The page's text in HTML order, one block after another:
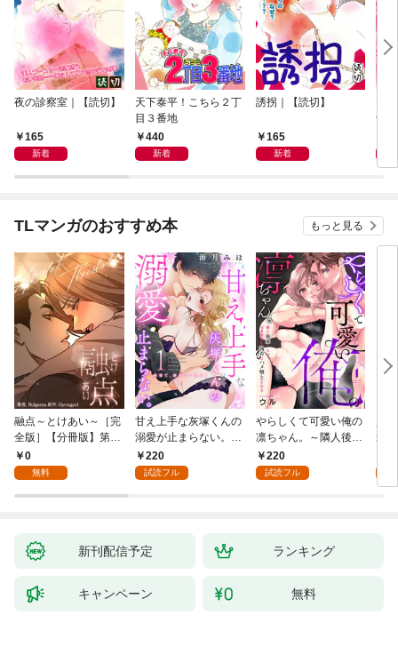
夜の診察室｜【読切】
165
新着
天下泰平！こちら２丁
目３番地
440
新着
誘拐｜【読切】
165
新着
切】
TLマンガのおすすめ本 もっと見る
融点～とけあい～［完
全版］【分冊版】第1
話0
無料
甘え上手な灰塚くんの
溺愛が止まらない。純
情で、健気で…絶倫！
(1)
220
試読フル
やらしくて可愛い俺の
凛ちゃん。～隣人後輩
くんのイキすぎた執着
にハメ堕とされる～(1)
220
試読フル
装
感
【
新刊配信予定 ランキング
キャンペーン 無料